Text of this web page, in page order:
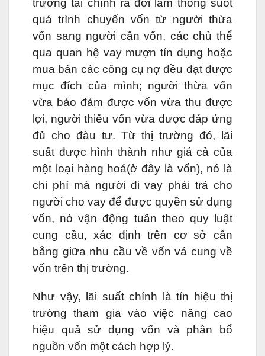
quá trình chuyển vốn từ người thừa
vốn sang người cần vốn, các chủ thể
qua quan hệ vay mượn tín dụng hoặc
mua bán các công cụ nợ đều đạt được
mục đích của mình; người thừa vốn
vừa bảo đảm được vốn vừa thu được
lợi, người thiếu vốn vừa dược đáp ứng
đủ cho đàu tư. Từ thị trường đó, lãi
suất được hình thành như giá cả của
một loại hàng hoá(ở đây là vốn), nó là
chi phí mà người đi vay phải trả cho
người cho vay để được quyền sử dụng
vốn, nó vận động tuân theo quy luật
cung cầu, xác định trên cơ sở cân
bằng giữa nhu cầu về vốn vá cung về
vốn trên thị trường.
Như vậy, lãi suất chính là tín hiệu thị
trường tham gia vào việc nâng cao
hiệu quả sử dụng vốn và phân bổ
nguồn vốn một cách hợp lý.